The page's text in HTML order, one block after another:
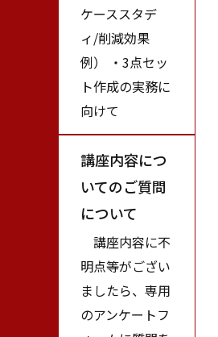
ケーススタデ
ィ/削減効果
例） ・3点セッ
ト作成の実務に
向けて
講座内容につ
いてのご質問
について
講座内容に不
明点等がござい
ましたら、専用
のアンケートフ